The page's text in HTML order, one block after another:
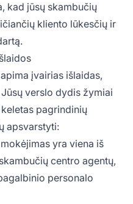
kad jūsų skambučių
kliento lūkesčių ir
įvairias išlaidas,
verslo dydis žymiai
pagrindinių
apsvarstyti:
yra viena iš
centro agentų,
personalo